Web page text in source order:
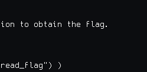
to obtain the flag.
)